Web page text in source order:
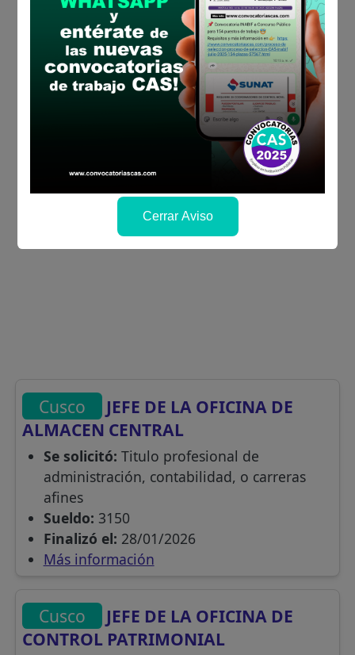
Cusco
JEFE DE LA OFICINA DE
ALMACEN CENTRAL
Se solicitó: Titulo profesional de
administración, contabilidad, o carreras
afines
Sueldo: 3150
Finalizó el: 28/01/2026
Más información
Cusco
JEFE DE LA OFICINA DE
CONTROL PATRIMONIAL
Cerrar Aviso